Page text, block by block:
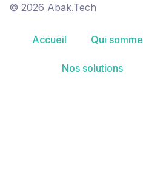
© 2026 Abak.Tech
Accueil Qui
Nos solutions